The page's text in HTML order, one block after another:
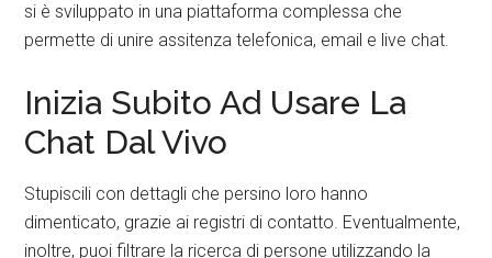
si è sviluppato in una piattaforma complessa che
permette di unire assitenza telefonica, email e live chat.
Inizia Subito Ad Usare La
Chat Dal Vivo
Stupiscili con dettagli che persino loro hanno
dimenticato, grazie ai registri di contatto. Eventualmente,
inoltre, puoi filtrare la ricerca di persone utilizzando la